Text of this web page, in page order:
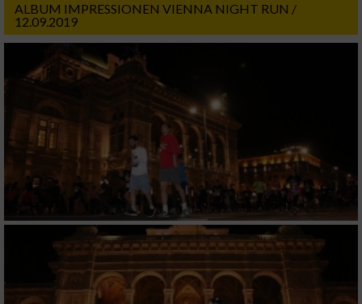
ALBUM IMPRESSIONEN VIENNA NIGHT RUN /
12.09.2019